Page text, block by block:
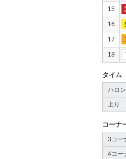
15
16
17
18
タイム
ハロ
上り
コーナ
3コー
4コー